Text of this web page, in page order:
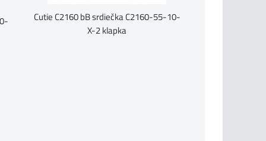
Cutie C2160 bB srdiečka C2160-55-10-
X-2 klapka